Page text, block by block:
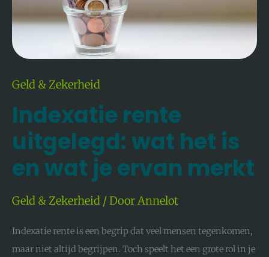
Geld & Zekerheid
Indexatie rente
uitgelegd: wat het is
en wat je ervan merkt
Geld & Zekerheid / DoorAnnelot
Indexatie rente is een begrip dat veel mensen tegenkomen,
maar niet altijd begrijpen. Toch speelt het een grote rol in je